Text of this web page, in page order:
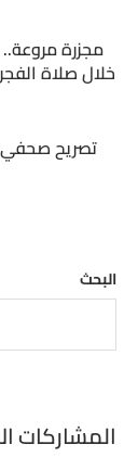
خلال صلاة
تصريح صحفي
البحث
المشاركات